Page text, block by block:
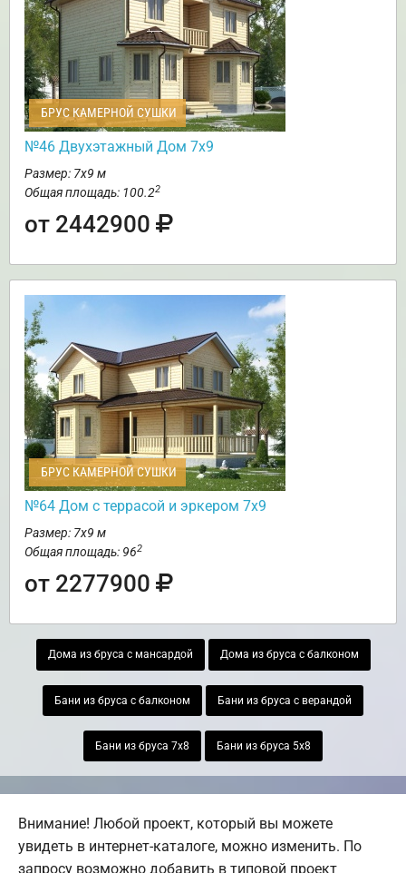
БРУС КАМЕРНОЙ СУШКИ
№46 Двухэтажный Дом 7х9
Размер: 7х9 м
Общая площадь: 100.22
от 2442900
БРУС КАМЕРНОЙ СУШКИ
№64 Дом с террасой и эркером 7х9
Размер: 7х9 м
Общая площадь: 962
от 2277900
Дома из бруса с мансардой Дома из бруса с балконом
Бани из бруса с балконом Бани из бруса с верандой
Бани из бруса 7х8 Бани из бруса 5х8
Внимание! Любой проект, который вы можете
увидеть в интернет-каталоге, можно изменить. По
запросу возможно добавить в типовой проект